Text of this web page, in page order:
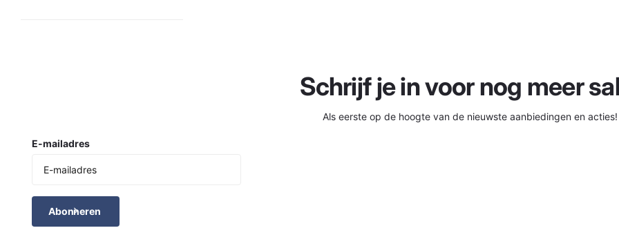
Schrijf je in voor nog meer
Als eerste op de hoogte van de nieuwste aanbiedingen en acties!
E-mailadres
Abonneren